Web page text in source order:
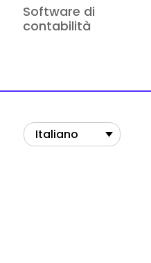
Software di
contabilità
Italiano